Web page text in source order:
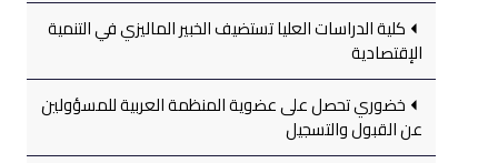
كلية الدراسات العليا تستضيف الخبير الماليزي في التنمية
الإقتصادية
خضوري تحصل على عضوية المنظمة العربية للمسؤولين
عن القبول والتسجيل